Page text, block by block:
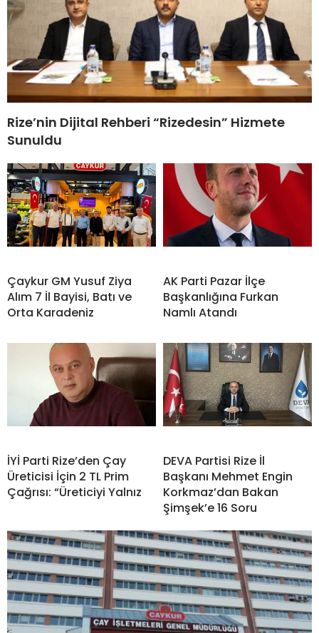
Rize’nin Dijital Rehberi “Rizedesin” Hizmete
Sunuldu
Çaykur GM Yusuf Ziya
Alım 7 İl Bayisi, Batı ve
Orta Karadeniz
AK Parti Pazar İlçe
Başkanlığına Furkan
Namlı Atandı
İYİ Parti Rize’den Çay
Üreticisi İçin 2 TL Prim
Çağrısı: “Üreticiyi Yalnız
DEVA Partisi Rize İl
Başkanı Mehmet Engin
Korkmaz’dan Bakan
Şimşek’e 16 Soru